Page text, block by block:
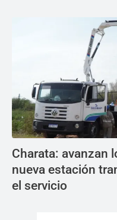
Charata: avanzan
nueva estación
el servicio